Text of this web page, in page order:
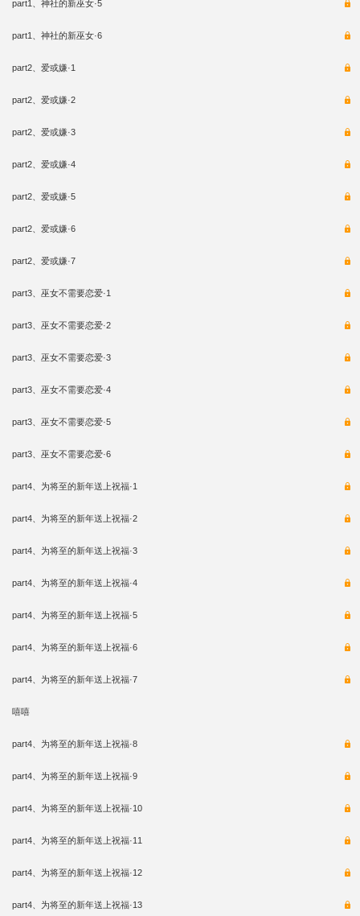
part1、神社的新巫女·5
part1、神社的新巫女·6
part2、爱或嫌·1
part2、爱或嫌·2
part2、爱或嫌·3
part2、爱或嫌·4
part2、爱或嫌·5
part2、爱或嫌·6
part2、爱或嫌·7
part3、巫女不需要恋爱·1
part3、巫女不需要恋爱·2
part3、巫女不需要恋爱·3
part3、巫女不需要恋爱·4
part3、巫女不需要恋爱·5
part3、巫女不需要恋爱·6
part4、为将至的新年送上祝福·1
part4、为将至的新年送上祝福·2
part4、为将至的新年送上祝福·3
part4、为将至的新年送上祝福·4
part4、为将至的新年送上祝福·5
part4、为将至的新年送上祝福·6
part4、为将至的新年送上祝福·7
嘻嘻
part4、为将至的新年送上祝福·8
part4、为将至的新年送上祝福·9
part4、为将至的新年送上祝福·10
part4、为将至的新年送上祝福·11
part4、为将至的新年送上祝福·12
part4、为将至的新年送上祝福·13